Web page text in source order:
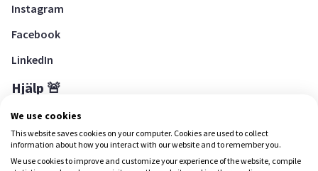
Instagram
Facebook
LinkedIn
Hjälp 🚨
Hjälpcenter
We use cookies
This website saves cookies on your computer. Cookies are used to collect
information about how you interact with our website and to remember you.
We use cookies to improve and customize your experience of the website, compile